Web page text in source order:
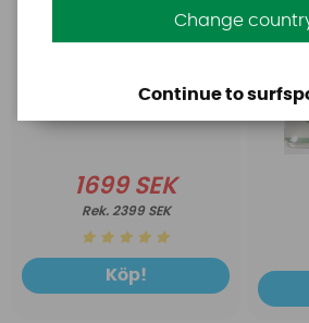
1699 SEK
2399 SEK
Köp!
Change
Continue to